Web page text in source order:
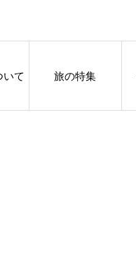
いて 旅の特集